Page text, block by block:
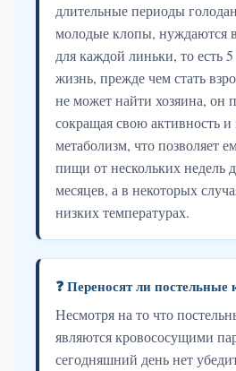
длительные периоды
молодые клопы, нуждаются
для каждой линьки, то есть
жизнь, прежде чем стать
не может найти хозяина, он
сокращая свою активность и
метаболизм, что позволяет
пищи от нескольких недель
месяцев, а в некоторых
низких температурах.
❓ Переносят ли
Несмотря на то что
являются кровососущими
сегодняшний день нет